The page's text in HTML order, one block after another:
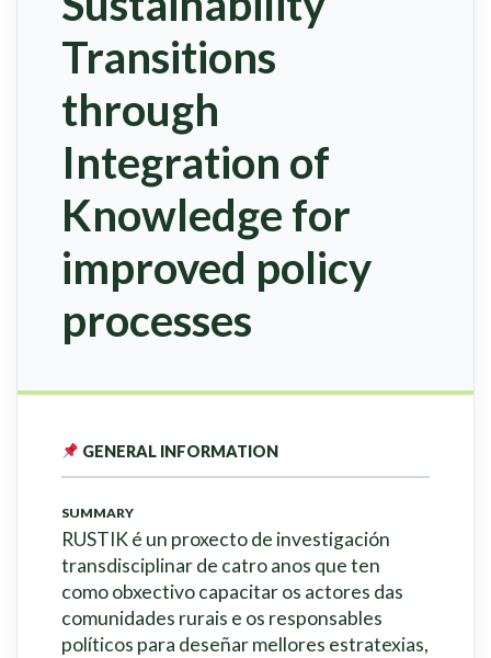
Transitions
through
Integration of
Knowledge for
improved policy
processes
GENERAL INFORMATION
SUMMARY
RUSTIK é un proxecto de investigación
transdisciplinar de catro anos que ten
como obxectivo capacitar os actores das
comunidades rurais e os responsables
políticos para deseñar mellores estratexias,